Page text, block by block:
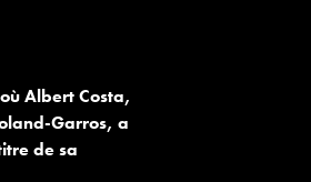
Albert Costa,
Garros, a
de sa